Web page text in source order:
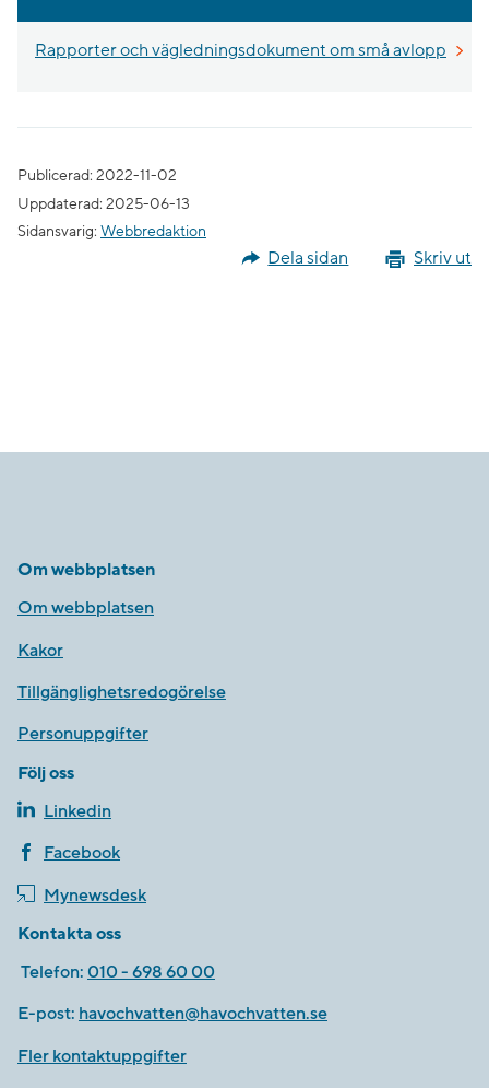
Rapporter och vägledningsdokument om små avlopp
Publicerad: 2022-11-02
Uppdaterad: 2025-06-13
Sidansvarig: Webbredaktion
Skriv ut
Dela sidan
Om webbplatsen
Om webbplatsen
Kakor
Tillgänglighetsredogörelse
Personuppgifter
Följ oss
Linkedin
Facebook
Mynewsdesk
Kontakta oss
Telefon: 010 - 698 60 00
E-post: havochvatten@havochvatten.se
Fler kontaktuppgifter